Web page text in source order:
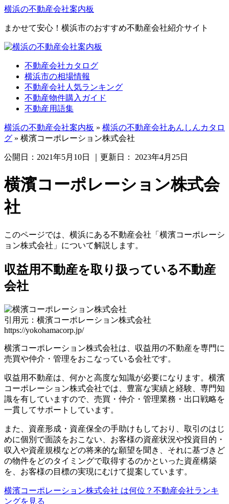
横浜の不動産会社案内板
まかせて安心！横浜市のおすすめ不動産会社紹介サイト
不動産会社カタログ
横浜市の相場情報
不動産会社人気ランキング
不動産物件購入ガイド
不動産用語集
横浜の不動産会社案内板 » 横浜の不動産会社あんしんカタロ
グ » 横濱コーポレーション株式会社
公開日： 2021年5月10日 ｜更新日： 2023年4月25日
横濱コーポレーション株式会
社
このページでは、横浜にある不動産会社「横濱コーポレーシ
ョン株式会社」について解説します。
収益用不動産を取り扱っている不動産
会社
引用元：横濱コーポレーション株式会社
https://yokohamacorp.jp/
横濱コーポレーション株式会社は、収益用の不動産を専門に
売買や仲介・管理をおこなっている会社です。
収益用不動産は、何かと高度な知識が必要になります。横濱
コーポレーション株式会社では、豊富な実績と経験、専門知
識を有していますので、売買・仲介・管理業務・出口戦略を
一貫してサポートしています。
また、資産形成・資産保全の手助けもしており、取引のはじ
めに個別で面談をおこない、お客様の資産状況や投資目的・
収入や資産規模などの将来的な願望を聞き、それに基づきど
の物件をどのタイミングで取得するのかといった資産構築
を、お客様の目標の実現にむけて提案しています。
横濱コーポレーション株式会社 は何位？不動産会社ランキ
ングを見る